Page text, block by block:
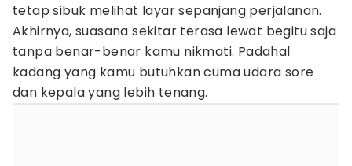
tetap sibuk melihat layar sepanjang perjalanan.
Akhirnya, suasana sekitar terasa lewat begitu saja
tanpa benar-benar kamu nikmati. Padahal
kadang yang kamu butuhkan cuma udara sore
dan kepala yang lebih tenang.